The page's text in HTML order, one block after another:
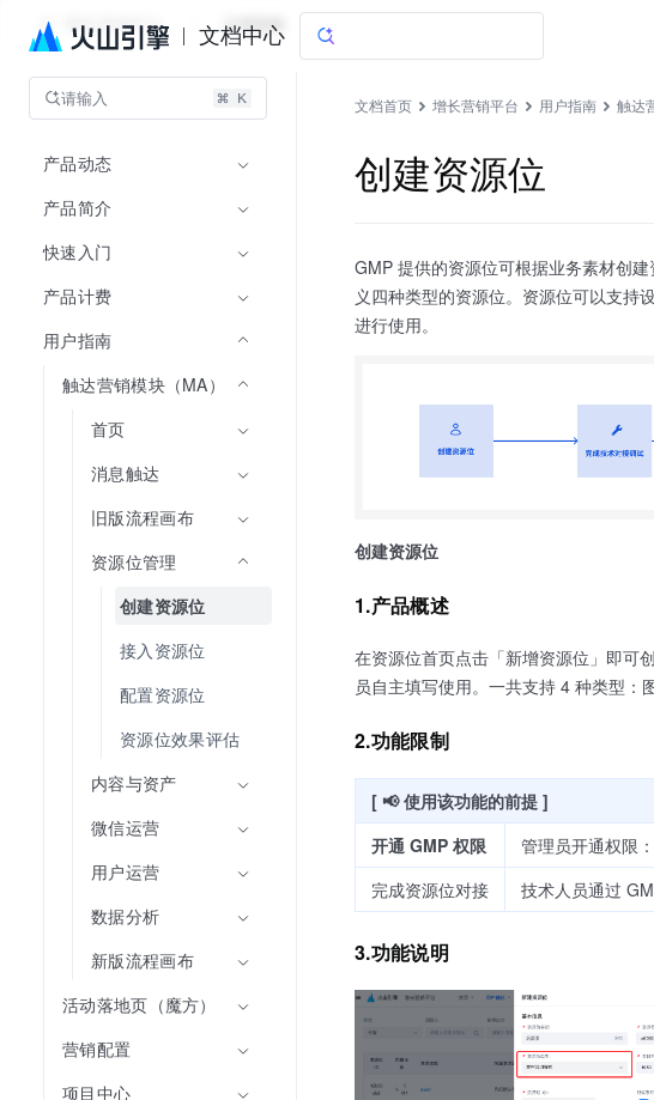
文档中心
增长营销平台 文档指南
请输入
产品动态
产品简介
快速入门
产品计费
用户指南
触达营销模块（MA）
首页
消息触达
旧版流程画布
资源位管理
创建资源位
接入资源位
配置资源位
资源位效果评估
内容与资产
微信运营
用户运营
数据分析
新版流程画布
活动落地页（魔方）
营销配置
项目中心
文档首页 增长营销平台 用户指南 触达
创建资源位
GMP 提供的资源位可根据业务素材创
义四种类型的资源位。资源位可以支持
进行使用。
创建资源位
1.产品概述
在资源位首页点击「新增资源位」即可
员自主填写使用。一共支持 4 种类型：
2.功能限制
[ 📢 使用该功能的前提 ]
开通 GMP 权限
管理员开通权限
完成资源位对接
技术人员通过
3.功能说明